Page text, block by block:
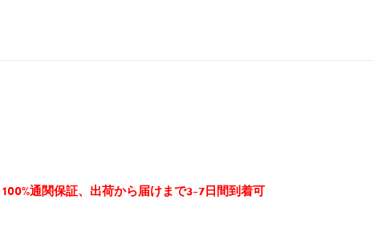
通関保証、出荷から届けまで3-7日間到着可